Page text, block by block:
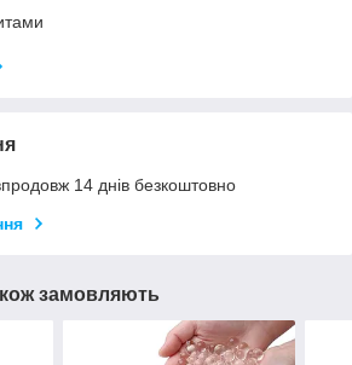
14 днів безкоштовно
замовляють